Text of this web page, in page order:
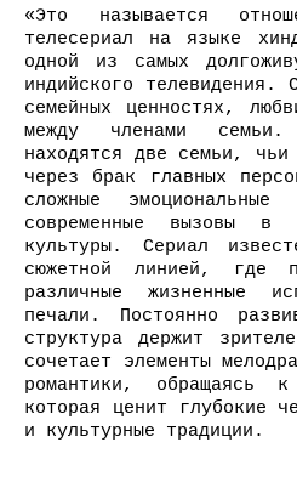
«Это называется
телесериал на языке
одной из самых
индийского телевидения.
семейных ценностях,
между членами
находятся две семьи, чьи
через брак главных
сложные
современные вызовы в
культуры. Сериал
сюжетной линией, где
различные жизненные
печали. Постоянно
структура держит
сочетает элементы
романтики, обращаясь
которая ценит глубокие
и культурные традиции.